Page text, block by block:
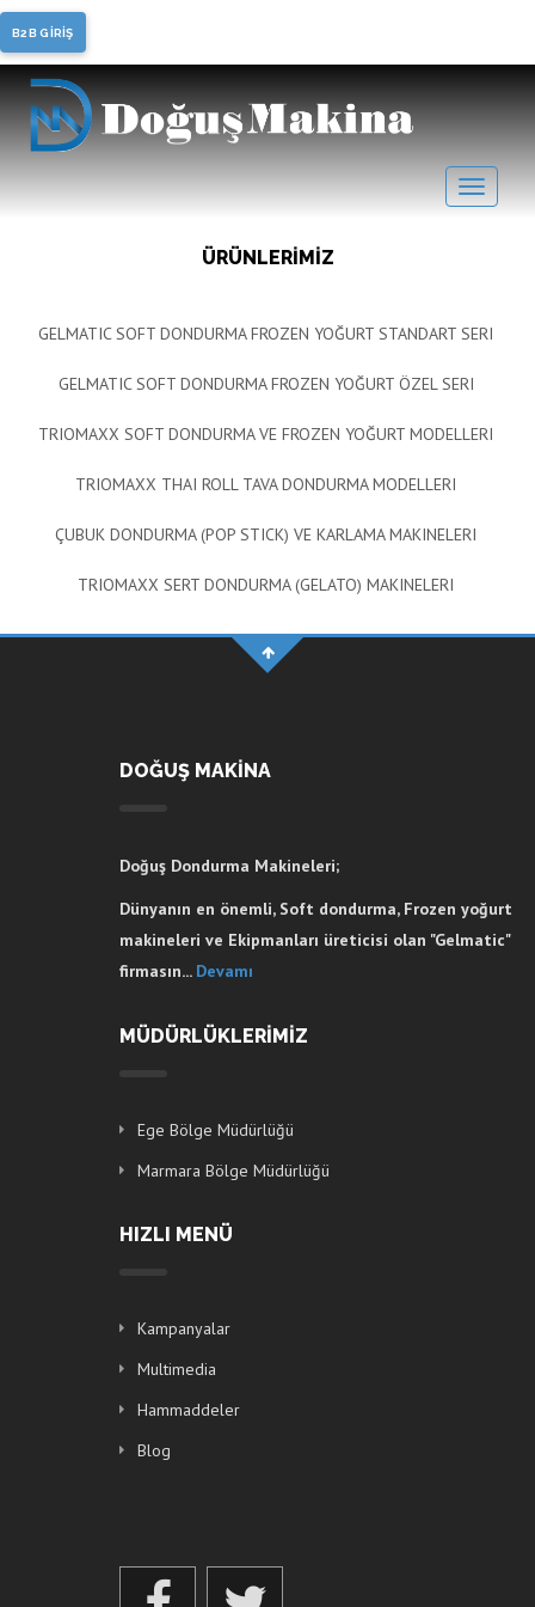
Soft Dondurma, Frozen
Yoğurt
B2B GİRİŞ
ÜRÜNLERİMİZ
GELMATIC SOFT DONDURMA FROZEN YOĞURT STANDART SERI
GELMATIC SOFT DONDURMA FROZEN YOĞURT ÖZEL SERI
TRIOMAXX SOFT DONDURMA VE FROZEN YOĞURT MODELLERI
TRIOMAXX THAI ROLL TAVA DONDURMA MODELLERI
ÇUBUK DONDURMA (POP STICK) VE KARLAMA MAKINELERI
TRIOMAXX SERT DONDURMA (GELATO) MAKINELERI
DOĞUŞ MAKİNA
Doğuş Dondurma Makineleri;
Dünyanın en önemli, Soft dondurma, Frozen yoğurt
makineleri ve Ekipmanları üreticisi olan "Gelmatic"
firmasın... Devamı
MÜDÜRLÜKLERİMİZ
Ege Bölge Müdürlüğü
Marmara Bölge Müdürlüğü
HIZLI MENÜ
Kampanyalar
Multimedia
Hammaddeler
Blog